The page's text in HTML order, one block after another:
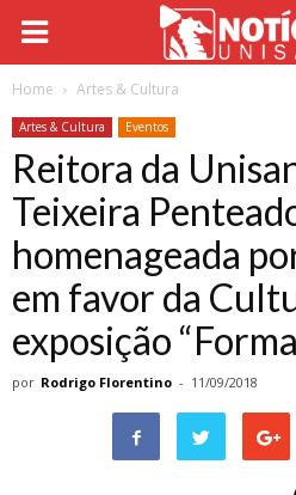
Home Artes & Cultura
Artes & Cultura Eventos
Reitora da
Teixeira
homenageada
em favor da
exposição
por Rodrigo Florentino - 11/09/2018